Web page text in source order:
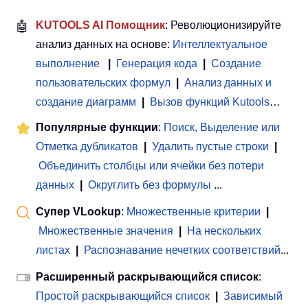
🤖 KUTOOLS AI Помощник: Революционизируйте
анализ данных на основе: Интеллектуальное
выполнение
Генерация кода
Создание
пользовательских формул
Анализ данных и
создание диаграмм
Вызов функций Kutools…
Популярные функции: Поиск, Выделение или
Отметка дубликатов
Удалить пустые строки
Объединить столбцы или ячейки без потери
данных
Округлить без формулы ...
Супер VLookup: Множественные критерии
Множественные значения
На нескольких
листах
Распознавание нечетких соответствий...
Расширенный раскрывающийся список:
Простой раскрывающийся список
Зависимый